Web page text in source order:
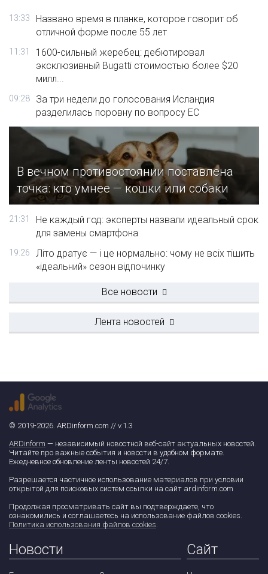
13:33
Названо время в планке, которое говорит об
отличной форме после 55 лет
11:31
1600-сильный жеребец: дебютировал
эксклюзивный Bugatti стоимостью более $20
милл...
09:28
За три недели до голосования Исландия
разделилась поровну по вопросу ЕС
В вечном противостоянии поставлена
точка: кто умнее — кошки или собаки
21:31
Не каждый год: эксперты назвали идеальный срок
для замены смартфона
19:26
Літо дратує — і це нормально: чому не всіх тішить
«ідеальний» сезон відпочинку
Все новости
Лента новостей
© 2019-2026. ARDinform.com // v.1.3
ARDinform — независимый новостной веб-сайт актуальных новостей.
Читайте про важные события и новости в удобном формате.
Ежедневное обновление ленты новостей 24/7.
Разрешается частичное использование материалов при условии
открытой для поисковых систем ссылки на сайт ardinform.com
Продолжая просматривать сайт вы подтверждаете, что
ознакомились и соглашаетесь на использование файлов cookies.
Политика использования файлов cookies.
Новости Сайт